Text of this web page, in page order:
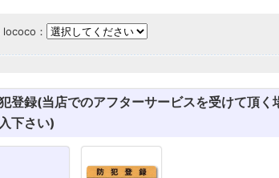
lococo：
登録(当店でのアフターサービスを受けて頂く
下さい)